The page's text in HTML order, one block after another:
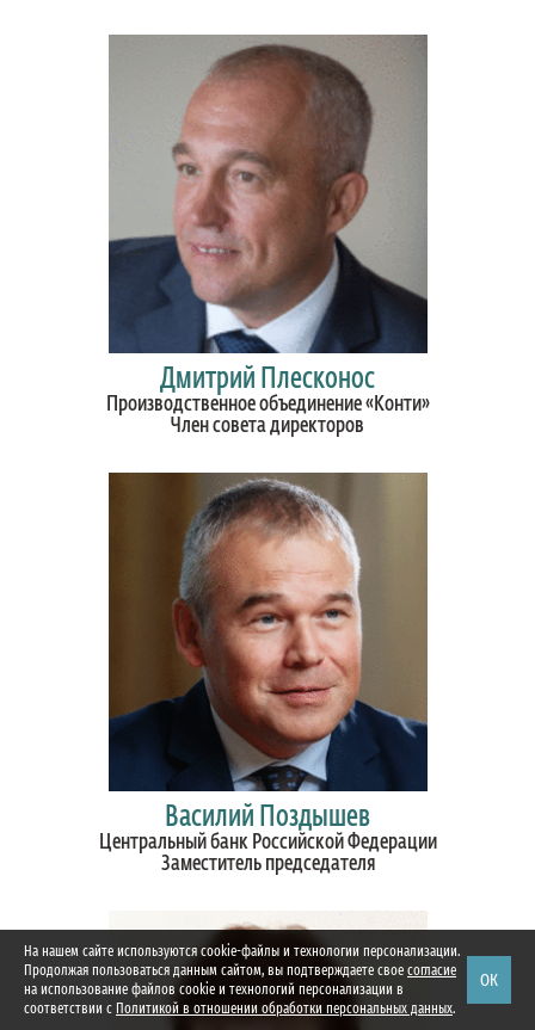
Дмитрий Плесконос
Производственное объединение «Конти»
Член совета директоров
Василий Поздышев
Центральный банк Российской Федерации
Заместитель председателя
На нашем сайте используются cookie-файлы и технологии персонализации.
Продолжая пользоваться данным сайтом, вы подтверждаете свое согласие
на использование файлов cookie и технологий персонализации в
соответствии с Политикой в отношении обработки персональных данных.
ОК